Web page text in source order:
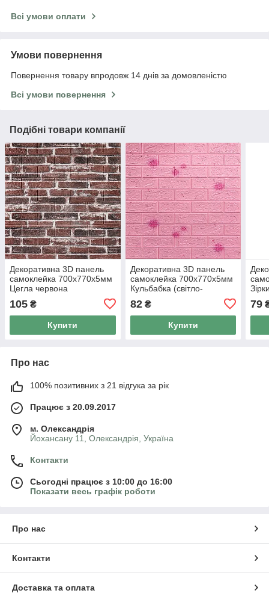
Всі умови оплати
Умови повернення
Повернення товару впродовж 14 днів за домовленістю
Всі умови повернення
Подібні товари компанії
Декоративна 3D панель
самоклейка 700х770х5мм
Цегла червона
Катеринославська (043)
SW-00000031
105 ₴
Купити
Декоративна 3D панель
самоклейка 700х770х5мм
Кульбабка (світло-
рожевий цегла) (022) SW-
00000023
82₴
Купити
79
Про нас
100% позитивних з 21 відгука за рік
Працює з 20.09.2017
м. Олександрія
Йохансану 11, Олександрія, Україна
Контакти
Сьогодні працює з 10:00 до 16:00
Показати весь графік роботи
Про нас
Контакти
Доставка та оплата